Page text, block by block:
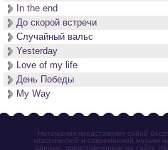
In the end
До скорой встречи
Случайный вальс
Yesterday
Love of my life
День Победы
My Way
Нотомания представляет собой
классической и современной музыки
данные, представленные на сайте